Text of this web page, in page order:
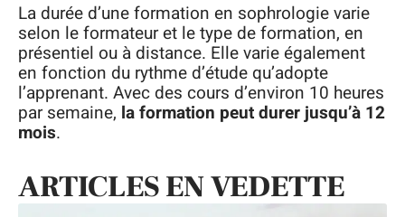
La durée d’une formation en sophrologie varie
selon le formateur et le type de formation, en
présentiel ou à distance. Elle varie également
en fonction du rythme d’étude qu’adopte
l’apprenant. Avec des cours d’environ 10 heures
par semaine, la formation peut durer jusqu’à 12
mois.
ARTICLES EN VEDETTE